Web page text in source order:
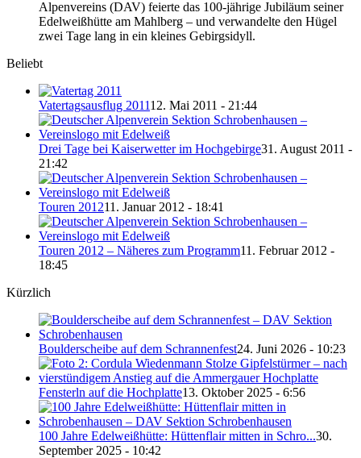
Alpenvereins (DAV) feierte das 100-jährige Jubiläum seiner
Edelweißhütte am Mahlberg – und verwandelte den Hügel
zwei Tage lang in ein kleines Gebirgsidyll.
Beliebt
Vatertagsausflug 201112. Mai 2011 - 21:44
Drei Tage bei Kaiserwetter im Hochgebirge31. August 2011 -
21:42
Touren 201211. Januar 2012 - 18:41
Touren 2012 – Näheres zum Programm11. Februar 2012 -
18:45
Kürzlich
Boulderscheibe auf dem Schrannenfest24. Juni 2026 - 10:23
Fensterln auf die Hochplatte13. Oktober 2025 - 6:56
100 Jahre Edelweißhütte: Hüttenflair mitten in Schro...30.
September 2025 - 10:42